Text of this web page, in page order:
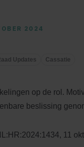
2024
Updates Cassatie
op de rol.
beslissing
11